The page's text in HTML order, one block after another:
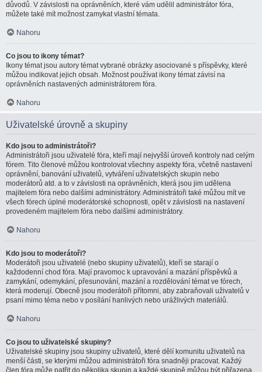
důvodů. V závislosti na oprávněních, které vám udělil administrátor fóra,
můžete také mít možnost zamykat vlastní témata.
Nahoru
Co jsou to ikony témat?
Ikony témat jsou autory témat vybrané obrázky asociované s příspěvky, které
můžou indikovat jejich obsah. Možnost používat ikony témat závisí na
oprávněních nastavených administrátorem fóra.
Nahoru
Uživatelské úrovně a skupiny
Kdo jsou to administrátoři?
Administrátoři jsou uživatelé fóra, kteří mají nejvyšší úroveň kontroly nad celým
fórem. Tito členové můžou kontrolovat všechny aspekty fóra, včetně nastavení
oprávnění, banování uživatelů, vytváření uživatelských skupin nebo
moderátorů atd. a to v závislosti na oprávněních, která jsou jim udělena
majitelem fóra nebo dalšími administrátory. Administrátoři také můžou mít ve
všech fórech úplné moderátorské schopnosti, opět v závislosti na nastavení
provedeném majitelem fóra nebo dalšími administrátory.
Nahoru
Kdo jsou to moderátoři?
Moderátoři jsou uživatelé (nebo skupiny uživatelů), kteří se starají o
každodenní chod fóra. Mají pravomoc k upravování a mazání příspěvků a
zamykání, odemykání, přesunování, mazání a rozdělování témat ve fórech,
která moderují. Obecně jsou moderátoři přítomni, aby zabraňovali uživatelů v
psaní mimo téma nebo v posílání hanlivých nebo urážlivých materiálů.
Nahoru
Co jsou to uživatelské skupiny?
Uživatelské skupiny jsou skupiny uživatelů, které dělí komunitu uživatelů na
menší části, se kterými můžou administrátoři fóra snadněji pracovat. Každý
člen fóra může patřit do několika skupin a každé skupině můžou být přiřazena